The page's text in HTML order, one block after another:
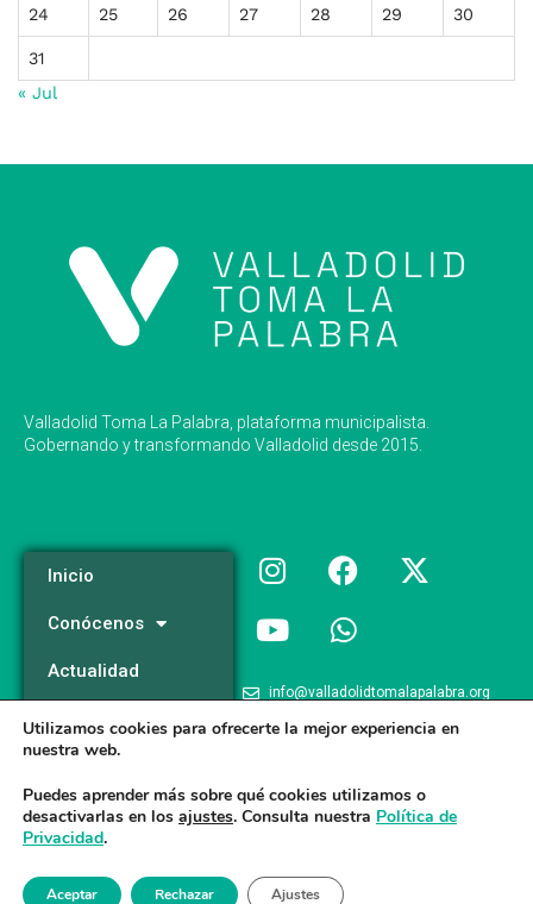
24 25 26 27 28 29 30
31
« Jul
Valladolid Toma La Palabra, plataforma municipalista.
Gobernando y transformando Valladolid desde 2015.
Inicio
Conócenos
Actualidad
Programa
info@valladolidtomalapalabra.org
+34 983 426 124
Utilizamos cookies para ofrecerte la mejor experiencia en
nuestra web.
Puedes aprender más sobre qué cookies utilizamos o
desactivarlas en los ajustes. Consulta nuestra Política de
Privacidad.
Aceptar Rechazar Ajustes